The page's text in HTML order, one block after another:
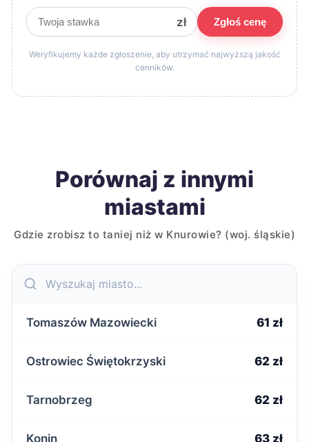
zł Zgłoś cenę
Weryfikujemy każde zgłoszenie, aby utrzymać najwyższą jakość
cenników.
Porównaj z innymi
miastami
Gdzie zrobisz to taniej niż w Knurowie? (woj. śląskie)
Tomaszów Mazowiecki 61 zł
Ostrowiec Świętokrzyski 62 zł
Tarnobrzeg 62 zł
Konin 63 zł